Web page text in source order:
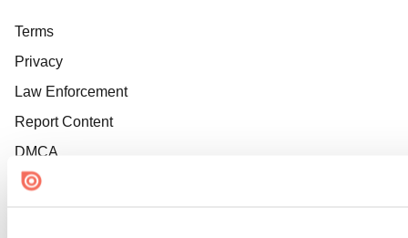
Terms
Privacy
Law Enforcement
Report Content
DMCA
DSA